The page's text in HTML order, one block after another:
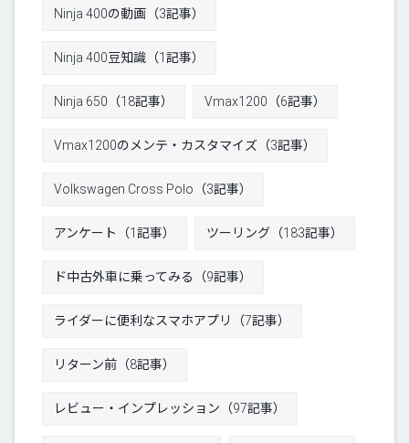
Ninja 400の動画（3記事）
Ninja 400豆知識（1記事）
Ninja 650（18記事） Vmax1200（6記事）
Vmax1200のメンテ・カスタマイズ（3記事）
Volkswagen Cross Polo（3記事）
アンケート（1記事） ツーリング（183記事）
ド中古外車に乗ってみる（9記事）
ライダーに便利なスマホアプリ（7記事）
リターン前（8記事）
レビュー・インプレッション（97記事）